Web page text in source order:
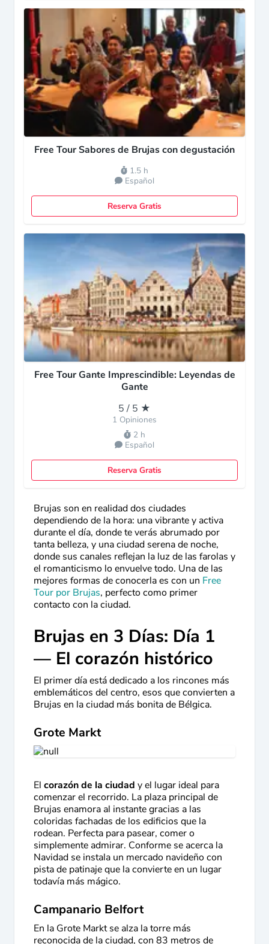
Free Tour Sabores de Brujas con degustación
1.5 h
Español
Reserva Gratis
Free Tour Gante Imprescindible: Leyendas de
Gante
5 / 5 ★
1 Opiniones
2 h
Español
Reserva Gratis
Brujas son en realidad dos ciudades
dependiendo de la hora: una vibrante y activa
durante el día, donde te verás abrumado por
tanta belleza, y una ciudad serena de noche,
donde sus canales reflejan la luz de las farolas y
el romanticismo lo envuelve todo. Una de las
mejores formas de conocerla es con un Free
Tour por Brujas, perfecto como primer
contacto con la ciudad.
Brujas en 3 Días: Día 1
— El corazón histórico
El primer día está dedicado a los rincones más
emblemáticos del centro, esos que convierten a
Brujas en la ciudad más bonita de Bélgica.
Grote Markt
El corazón de la ciudad y el lugar ideal para
comenzar el recorrido. La plaza principal de
Brujas enamora al instante gracias a las
coloridas fachadas de los edificios que la
rodean. Perfecta para pasear, comer o
simplemente admirar. Conforme se acerca la
Navidad se instala un mercado navideño con
pista de patinaje que la convierte en un lugar
todavía más mágico.
Campanario Belfort
En la Grote Markt se alza la torre más
reconocida de la ciudad, con 83 metros de